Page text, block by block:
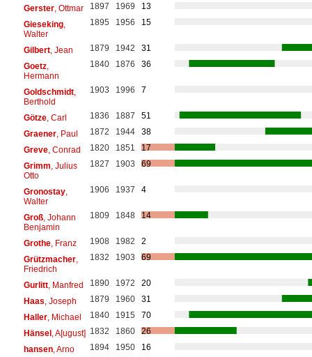
Gerster, Ottmar 1897 1969
13
Gieseking,
Walter
1895 1956 15
Gilbert, Jean 1879 1942
31
Goetz,
Hermann
1840 1876 36
Goldschmidt,
Berthold
1903 1996 7
Götze, Carl 1836 1887
51
Graener, Paul 1872 1944
38
Greve, Conrad 1820 1851
17
Grimm , Julius
Otto
1827 1903 69
Gronostay,
Walter
1906 1937 4
Groß, Johann
Benjamin
1809 1848 14
Grothe, Franz 1908 1982
2
Grützmacher,
Friedrich
1832 1903 69
Gurlitt, Manfred 1890 1972
20
Haas , Joseph 1879 1960
31
Haller, Michael 1840 1915
70
Hänsel, A[ugust] 1832 1860
26
hansen, Arno 1894 1950
16